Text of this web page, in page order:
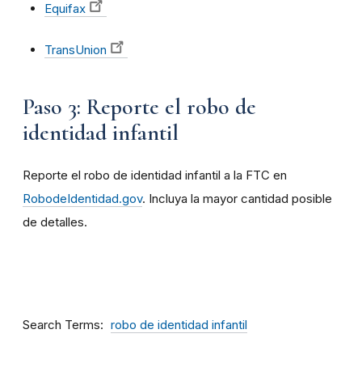
Equifax
TransUnion
Paso 3: Reporte el robo de
identidad infantil
Reporte el robo de identidad infantil a la FTC en
RobodeIdentidad.gov. Incluya la mayor cantidad posible
de detalles.
Search Terms robo de identidad infantil